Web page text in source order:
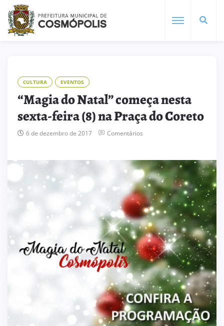
CULTURA EVENTOS
“Magia do Natal” começa nesta
sexta-feira (8) na Praça do Coreto
6 de dezembro de 2017 Comentários